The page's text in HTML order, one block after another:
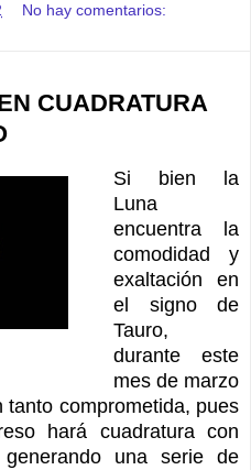
No hay comentarios:
CUADRATURA
Si bien la
Luna
encuentra la
comodidad y
exaltación en
el signo de
Tauro,
durante este
mes de marzo
comprometida, pues
hará cuadratura con
una serie de